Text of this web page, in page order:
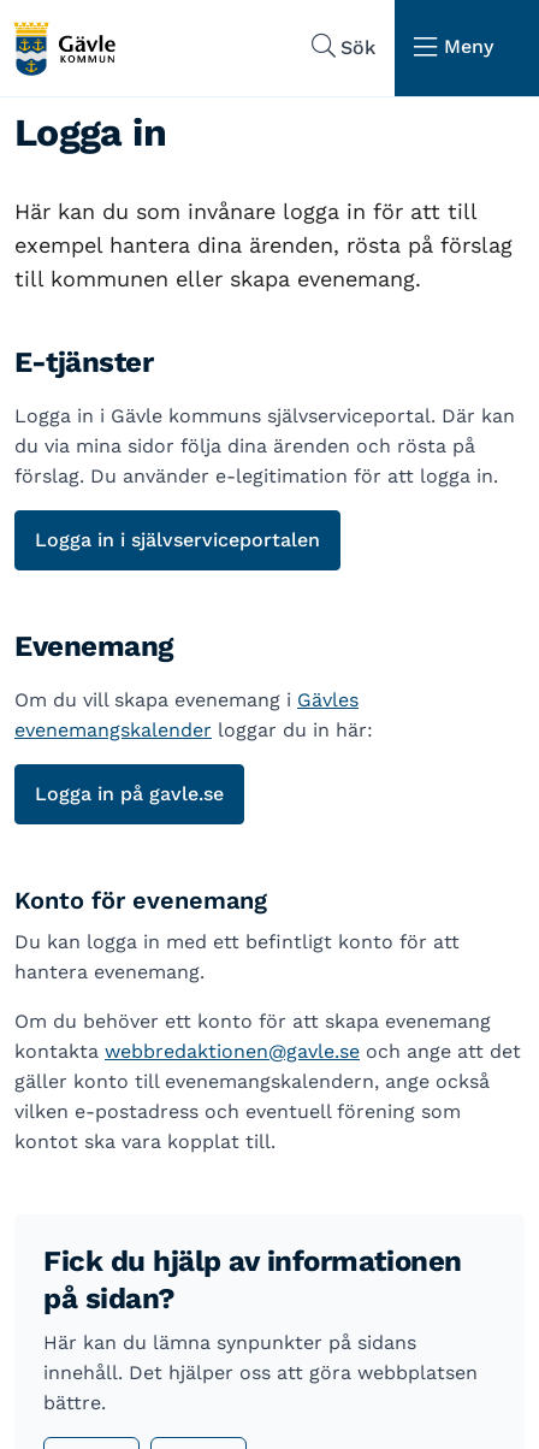
Sök
Meny
Logga in
Här kan du som invånare logga in för att till
exempel hantera dina ärenden, rösta på förslag
till kommunen eller skapa evenemang.
E-tjänster
Logga in i Gävle kommuns självserviceportal. Där kan
du via mina sidor följa dina ärenden och rösta på
förslag. Du använder e-legitimation för att logga in.
Logga in i självserviceportalen
Evenemang
Om du vill skapa evenemang i Gävles
evenemangskalender loggar du in här:
Logga in på gavle.se
Konto för evenemang
Du kan logga in med ett befintligt konto för att
hantera evenemang.
Om du behöver ett konto för att skapa evenemang
kontakta webbredaktionen@gavle.se och ange att det
gäller konto till evenemangskalendern, ange också
vilken e-postadress och eventuell förening som
kontot ska vara kopplat till.
Fick du hjälp av informationen
på sidan?
Här kan du lämna synpunkter på sidans
innehåll. Det hjälper oss att göra webbplatsen
bättre.